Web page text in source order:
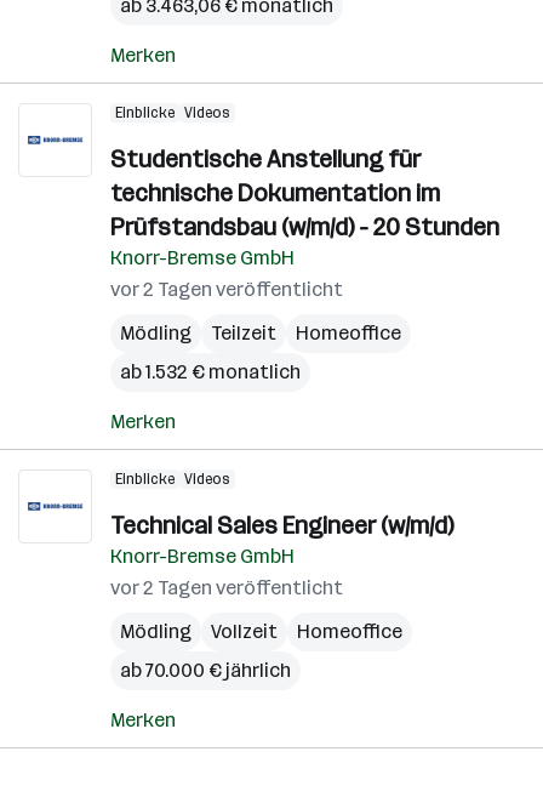
ab 3.463,06 € monatlich
Merken
Einblicke Videos
Studentische Anstellung für
technische Dokumentation im
Prüfstandsbau (w/m/d) - 20 Stunden
Knorr-Bremse GmbH
vor 2 Tagen veröffentlicht
Mödling
Teilzeit
Homeoffice
ab 1.532 € monatlich
Merken
Einblicke Videos
Technical Sales Engineer (w/m/d)
Knorr-Bremse GmbH
vor 2 Tagen veröffentlicht
Mödling
Vollzeit
Homeoffice
ab 70.000 € jährlich
Merken